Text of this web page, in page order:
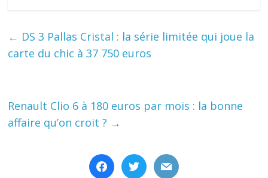
← DS 3 Pallas Cristal : la série limitée qui joue la
carte du chic à 37 750 euros
Renault Clio 6 à 180 euros par mois : la bonne
affaire qu’on croit ? →
facebooktwitter mail